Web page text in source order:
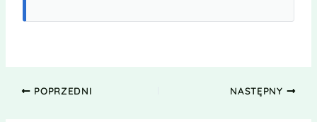
POPRZEDNI NASTĘPNY